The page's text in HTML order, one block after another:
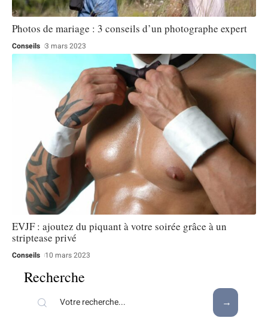
Photos de mariage : 3 conseils d’un photographe expert
Conseils 3 mars 2023
EVJF : ajoutez du piquant à votre soirée grâce à un
striptease privé
Conseils 10 mars 2023
Recherche